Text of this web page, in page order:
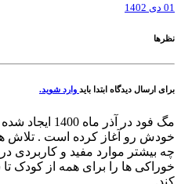
01 دی 1402
نظرها
برای ارسال دیدگاه ابتدا باید وارد شوید.
خودش رو آغاز کرده است . تلاش
چه بیشتر موارد مفید و کاربردی
خوراکی ها را برای همه از کودک
کند.